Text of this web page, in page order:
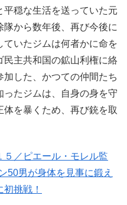
穏な生活を送っていた元
から数年後、再び今後に
ていたジムは何者かに命を
主共和国の鉱山利権に絡
した、かつての仲間たち
たジムは、自身の身を守
を暴くため、再び銃を取
５／ピエール・モレル監
50男が身体を見事に鍛え
挑戦！